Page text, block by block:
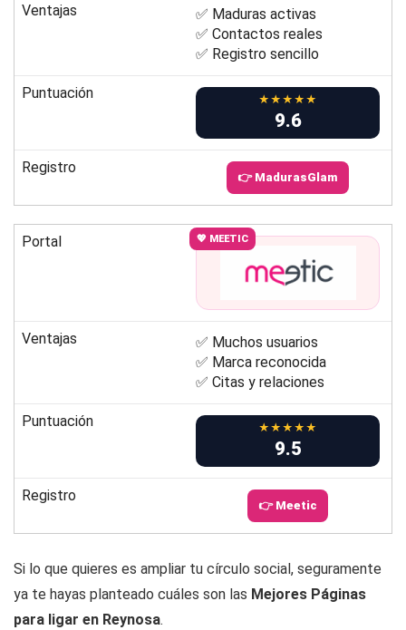
Ventajas
✅ Maduras activas
✅ Contactos reales
✅ Registro sencillo
Puntuación ★★★★★
9.6
Registro
👉 MadurasGlam
Portal 💖 MEETIC
Ventajas
✅ Muchos usuarios
✅ Marca reconocida
✅ Citas y relaciones
Puntuación ★★★★★
9.5
Registro
👉 Meetic
Si lo que quieres es ampliar tu círculo social, seguramente
ya te hayas planteado cuáles son las Mejores Páginas
para ligar en Reynosa.